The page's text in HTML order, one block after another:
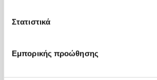
Στατιστικά
Εμπορικής προώθησης